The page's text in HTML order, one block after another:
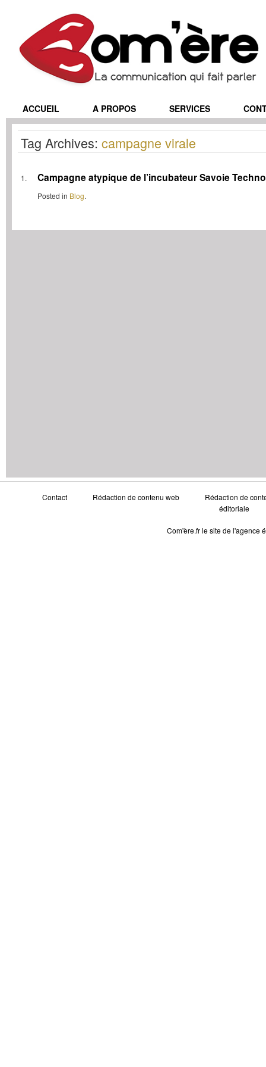
ACCUEIL A PROPOS SERVICES
Tag Archives: campagne virale
Campagne atypique de l’incubateur Savoie
Posted in Blog.
Contact Rédaction de contenu web
Rédaction de
éditoriale
Com'ère.fr le site de l'agence